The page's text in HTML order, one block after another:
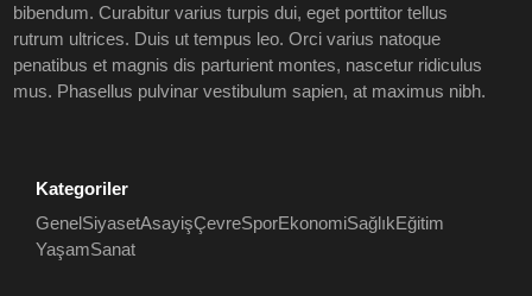
bibendum. Curabitur varius turpis dui, eget porttitor tellus
rutrum ultrices. Duis ut tempus leo. Orci varius natoque
penatibus et magnis dis parturient montes, nascetur ridiculus
mus. Phasellus pulvinar vestibulum sapien, at maximus nibh.
Kategoriler
Genel SiyasetAsayişÇevreSporEkonomiSağlıkEğitim
YaşamSanat